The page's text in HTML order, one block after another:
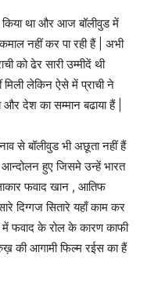
था और आज बॉलीवुड में
नहीं कर पा रही हैं | अभी
को ढेर सारी उम्मीदें थी
लेकिन ऐसे में प्राची ने
देश का सम्मान बढाया हैं |
से बॉलीवुड भी अछूता नहीं हैं
हुए जिसमे उन्हें भारत
फवाद खान , आतिफ
सितारे यहाँ काम कर
फवाद के रोल के कारण काफी
की आगामी फिल्म रईस का हैं